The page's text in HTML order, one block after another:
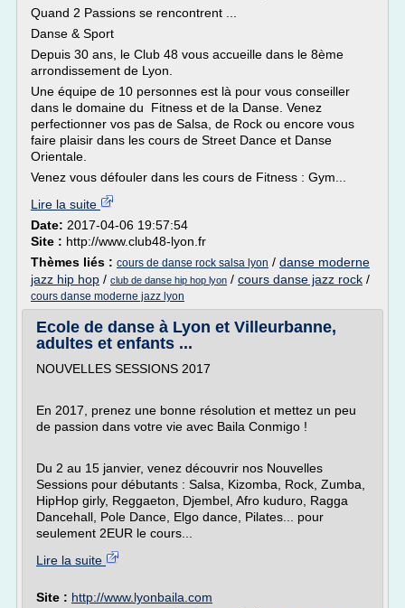
Quand 2 Passions se rencontrent ...
Danse & Sport
Depuis 30 ans, le Club 48 vous accueille dans le 8ème
arrondissement de Lyon.
Une équipe de 10 personnes est là pour vous conseiller
dans le domaine du Fitness et de la Danse. Venez
perfectionner vos pas de Salsa, de Rock ou encore vous
faire plaisir dans les cours de Street Dance et Danse
Orientale.
Venez vous défouler dans les cours de Fitness : Gym...
Lire la suite
Date: 2017-04-06 19:57:54
Site : http://www.club48-lyon.fr
Thèmes liés : cours de danse rock salsa lyon / danse moderne
jazz hip hop / club de danse hip hop lyon / cours danse jazz rock /
cours danse moderne jazz lyon
Ecole de danse à Lyon et Villeurbanne,
adultes et enfants ...
NOUVELLES SESSIONS 2017
En 2017, prenez une bonne résolution et mettez un peu
de passion dans votre vie avec Baila Conmigo !
Du 2 au 15 janvier, venez découvrir nos Nouvelles
Sessions pour débutants : Salsa, Kizomba, Rock, Zumba,
HipHop girly, Reggaeton, Djembel, Afro kuduro, Ragga
Dancehall, Pole Dance, Elgo dance, Pilates... pour
seulement 2EUR le cours...
Lire la suite
Site : http://www.lyonbaila.com